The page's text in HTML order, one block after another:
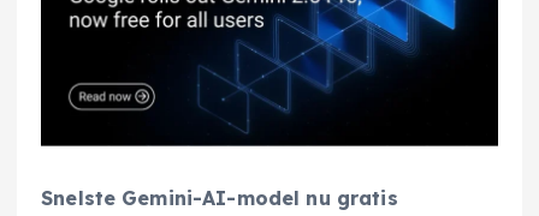
Snelste Gemini-AI-model nu gratis